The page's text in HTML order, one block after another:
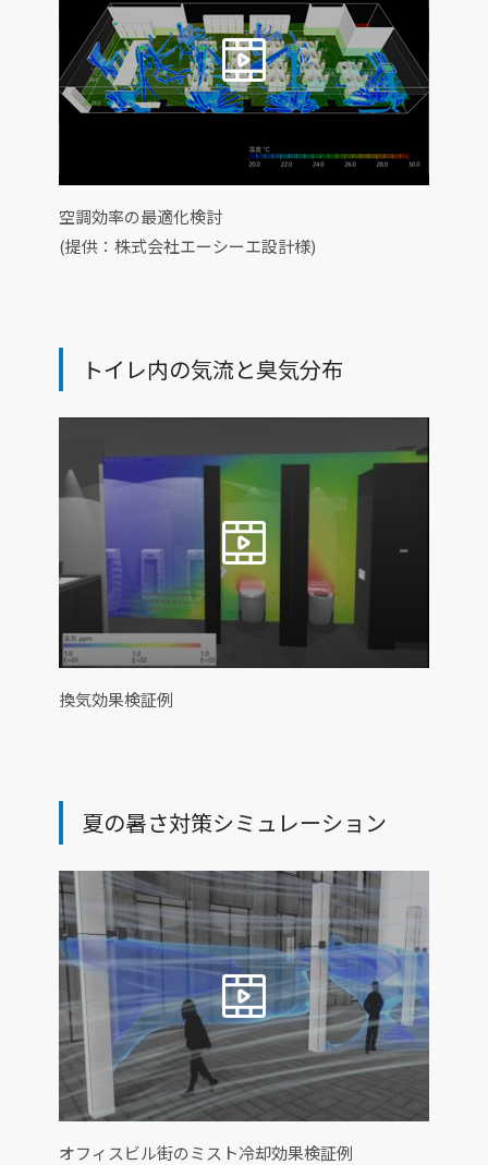
空調効率の最適化検討
(提供：株式会社エーシーエ設計様)
トイレ内の気流と臭気分布
換気効果検証例
夏の暑さ対策シミュレーション
オフィスビル街のミスト冷却効果検証例